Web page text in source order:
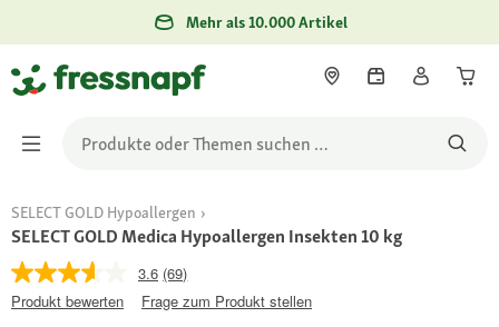
Mehr als 10.000 Artikel
SELECT GOLD Hypoallergen
SELECT GOLD Medica Hypoallergen Insekten 10 kg
3.6 (69)
Produkt bewerten
Frage zum Produkt stellen